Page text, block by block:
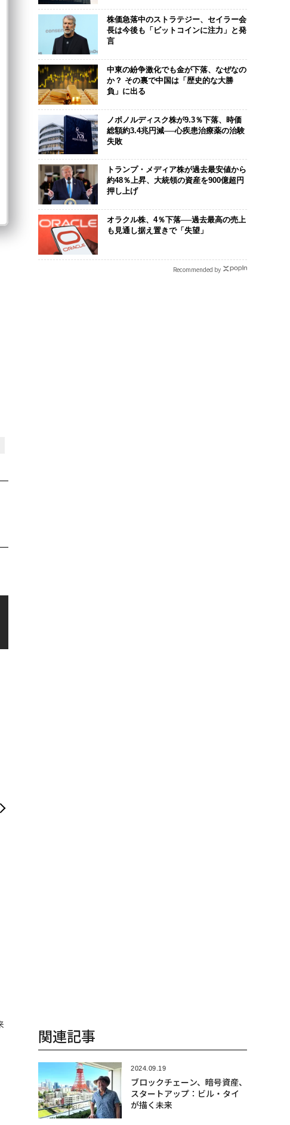
株価急落中のストラテジー、セイラー会
長は今後も「ビットコインに注力」と発
言
中東の紛争激化でも金が下落、なぜなの
か？ その裏で中国は「歴史的な大勝
負」に出る
ノボノルディスク株が9.3％下落、時価
総額約3.4兆円減──心疾患治療薬の治験
失敗
トランプ・メディア株が過去最安値から
約48％上昇、大統領の資産を900億超円
押し上げ
オラクル株、4％下落──過去最高の売上
も見通し据え置きで「失望」
Recommended by
関連記事
2024.09.19
ブロックチェーン、暗号資産、
スタートアップ：ビル・タイ
が描く未来